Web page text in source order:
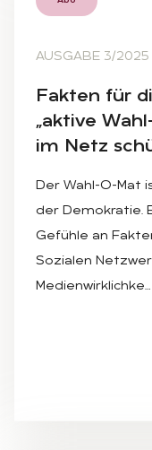
AUSGABE 3/2025
Fak­ten für
„ak­ti­ve
im Netz
Der Wahl-O-Mat
der Demokratie.
Gefühle an
Sozialen
Medienwirklichke…